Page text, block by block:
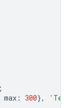
max : 300},